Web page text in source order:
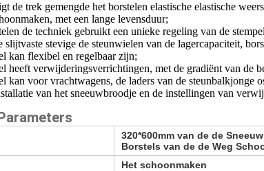
de trek gemengde het borstelen elastische elastische
met een lange levensduur;
de techniek gebruikt een unieke regeling van de
slijtvaste stevige de steunwielen van de lagercapaciteit,
kan flexibel en regelbaar zijn;
heeft verwijderingsverrichtingen, met de gradiënt van de
kan voor vrachtwagens, de laders van de steunbalkjonge
van het sneeuwbroodje en de instellingen van
320*600mm van de de
Borstels van de de Weg
Het schoonmaken